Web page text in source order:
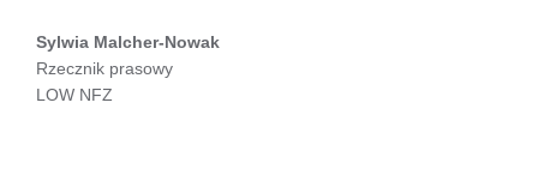
Sylwia Malcher-Nowak
Rzecznik prasowy
LOW NFZ